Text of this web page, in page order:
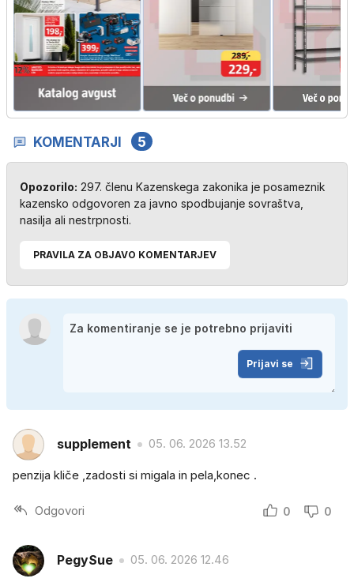
KOMENTARJI 5
Opozorilo: 297. členu Kazenskega zakonika je posameznik
kazensko odgovoren za javno spodbujanje sovraštva,
nasilja ali nestrpnosti.
PRAVILA ZA OBJAVO KOMENTARJEV
Prijavi se
supplement 05. 06. 2026 13.52
penzija kliče ,zadosti si migala in pela,konec .
Odgovori 0 0
PegySue 05. 06. 2026 12.46